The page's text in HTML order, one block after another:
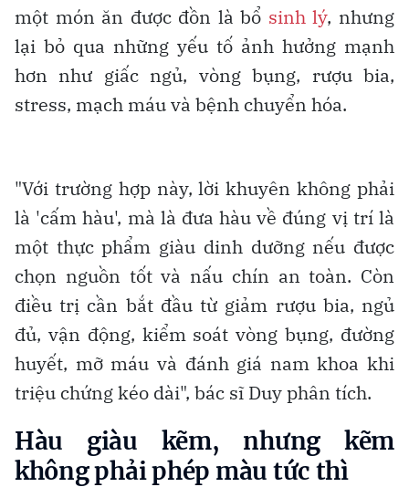
một món ăn được đồn là bổ sinh lý, nhưng
lại bỏ qua những yếu tố ảnh hưởng mạnh
hơn như giấc ngủ, vòng bụng, rượu bia,
stress, mạch máu và bệnh chuyển hóa.
"Với trường hợp này, lời khuyên không phải
là 'cấm hàu', mà là đưa hàu về đúng vị trí là
một thực phẩm giàu dinh dưỡng nếu được
chọn nguồn tốt và nấu chín an toàn. Còn
điều trị cần bắt đầu từ giảm rượu bia, ngủ
đủ, vận động, kiểm soát vòng bụng, đường
huyết, mỡ máu và đánh giá nam khoa khi
triệu chứng kéo dài", bác sĩ Duy phân tích.
Hàu giàu kẽm, nhưng kẽm
không phải phép màu tức thì